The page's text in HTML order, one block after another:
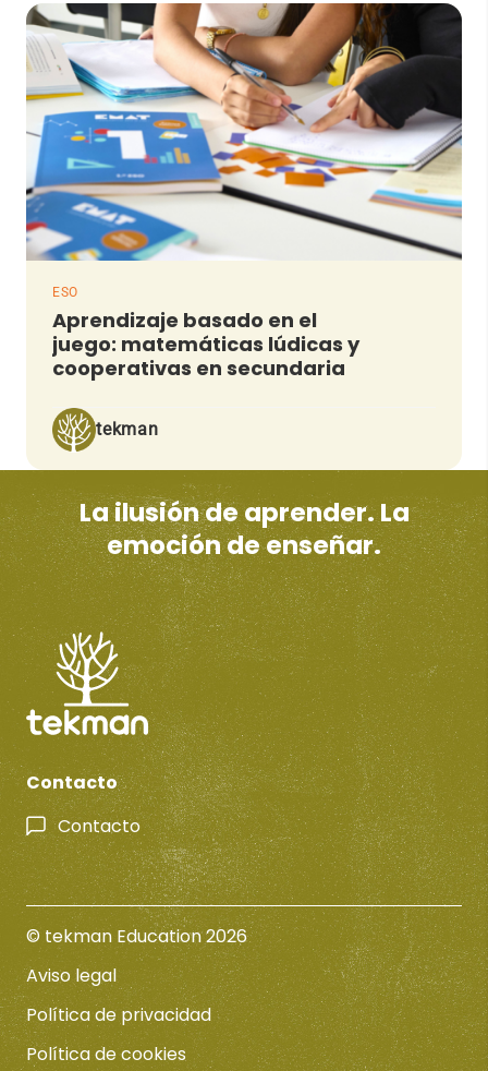
ESO
Aprendizaje basado en el
juego: matemáticas lúdicas y
cooperativas en secundaria
tekman
La ilusión de aprender. La
emoción de enseñar.
Contacto
Contacto
© tekman Education 2026
Aviso legal
Política de privacidad
Política de cookies